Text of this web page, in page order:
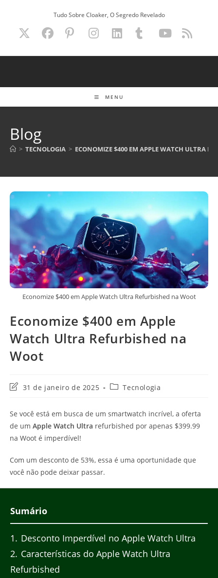
Tudo Sobre Cloaker, O Segredo Revelado
MENU
Blog
> TECNOLOGIA > ECONOMIZE $400 EM APPLE WATCH ULTRA
Economize $400 em Apple Watch Ultra Refurbished na Woot
Economize $400 em Apple
Watch Ultra Refurbished na
Woot
Última
post:
31 de janeiro de 2025
Categoria
Tecnologia
Se você está em busca de um smartwatch incrível, a oferta
de um Apple Watch Ultra refurbished por apenas $399.99
na Woot é imperdível!
Com um desconto de 53%, essa é uma oportunidade que
você não pode deixar passar.
Sumário
1
Desconto Imperdível no Apple Watch Ultra
2 Características do Apple Watch Ultra
Refurbished